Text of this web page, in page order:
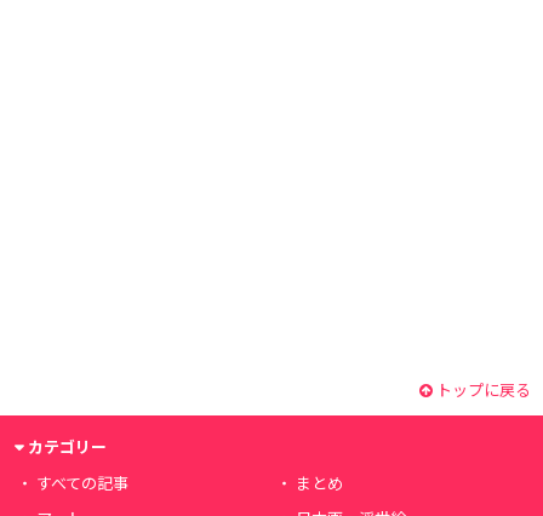
トップに戻る
カテゴリー
すべての記事
まとめ